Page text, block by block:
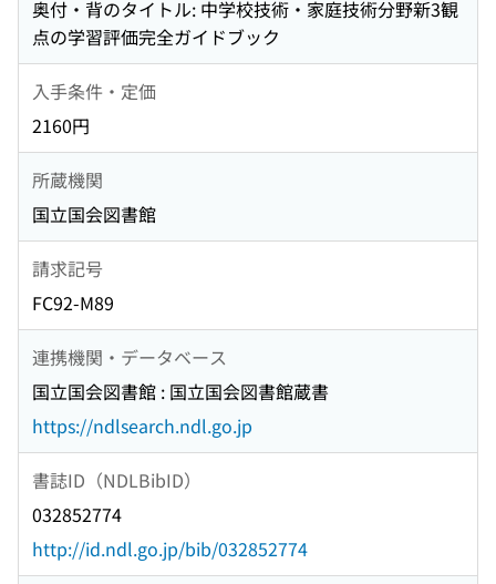
奥付・背のタイトル: 中学校技術・家庭技術分野新3観
点の学習評価完全ガイドブック
入手条件・定価
2160円
所蔵機関
国立国会図書館
請求記号
FC92-M89
連携機関・データベース
国立国会図書館 : 国立国会図書館蔵書
https://ndlsearch.ndl.go.jp
書誌ID（NDLBibID）
032852774
http://id.ndl.go.jp/bib/032852774